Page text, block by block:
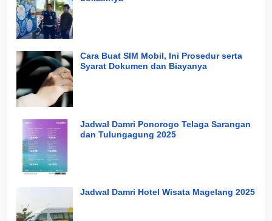
Cara Buat SIM Mobil, Ini Prosedur serta
Syarat Dokumen dan Biayanya
Jadwal Damri Ponorogo Telaga Sarangan
dan Tulungagung 2025
Jadwal Damri Hotel Wisata Magelang 2025